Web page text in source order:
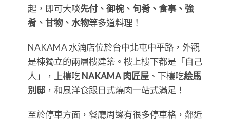
起，即可大啖先付、御椀、旬肴、食事、強
肴、甘物、水物等多道料理！
NAKAMA 水湳店位於台中北屯中平路，外觀
是棟獨立的兩層樓建築。樓上樓下都是「自己
人」，上樓吃NAKAMA 肉匠屋 、下樓吃絵馬
別邸 ，和風洋食跟日式燒肉一站式滿足！
至於停車方面，餐廳周邊有很多停車格，鄰近